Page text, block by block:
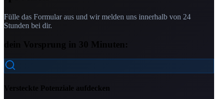
Fülle das Formular aus und wir melden uns innerhalb von 24
Stunden bei dir.
dein Vorsprung in 30 Minuten:
Versteckte Potenziale aufdecken